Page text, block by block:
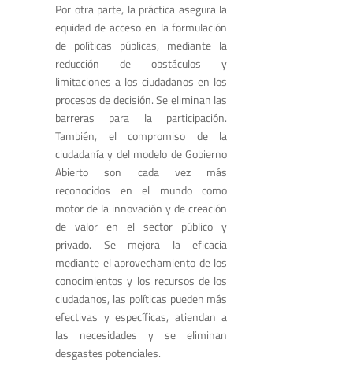
Por otra parte, la práctica asegura la
equidad de acceso en la formulación
de políticas públicas, mediante la
reducción de obstáculos y
limitaciones a los ciudadanos en los
procesos de decisión. Se eliminan las
barreras para la participación.
También, el compromiso de la
ciudadanía y del modelo de Gobierno
Abierto son cada vez más
reconocidos en el mundo como
motor de la innovación y de creación
de valor en el sector público y
privado. Se mejora la eficacia
mediante el aprovechamiento de los
conocimientos y los recursos de los
ciudadanos, las políticas pueden más
efectivas y específicas, atiendan a
las necesidades y se eliminan
desgastes potenciales.